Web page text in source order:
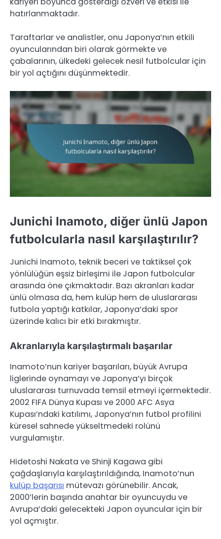
hatırlanmaktadır.
Taraftarlar ve analistler, onu Japonya’nın etkili
oyuncularından biri olarak görmekte ve
çabalarının, ülkedeki gelecek nesil futbolcular için
bir yol açtığını düşünmektedir.
Junichi Inamoto, diğer ünlü Japon
futbolcularla nasıl karşılaştırılır?
Junichi Inamoto, teknik beceri ve taktiksel çok
yönlülüğün eşsiz birleşimi ile Japon futbolcular
arasında öne çıkmaktadır. Bazı akranları kadar
ünlü olmasa da, hem kulüp hem de uluslararası
futbola yaptığı katkılar, Japonya’daki spor
üzerinde kalıcı bir etki bırakmıştır.
Akranlarıyla karşılaştırmalı başarılar
Inamoto’nun kariyer başarıları, büyük Avrupa
liglerinde oynamayı ve Japonya’yı birçok
uluslararası turnuvada temsil etmeyi içermektedir.
2002 FIFA Dünya Kupası ve 2000 AFC Asya
Kupası’ndaki katılımı, Japonya’nın futbol profilini
küresel sahnede yükseltmedeki rolünü
vurgulamıştır.
Hidetoshi Nakata ve Shinji Kagawa gibi
çağdaşlarıyla karşılaştırıldığında, Inamoto’nun
kulüp başarısı mütevazı görünebilir. Ancak,
2000’lerin başında anahtar bir oyuncuydu ve
Avrupa’daki gelecekteki Japon oyuncular için bir
yol açmıştır.